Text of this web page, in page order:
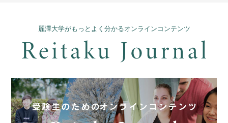
麗澤大学がもっとよく分かるオンラインコンテンツ